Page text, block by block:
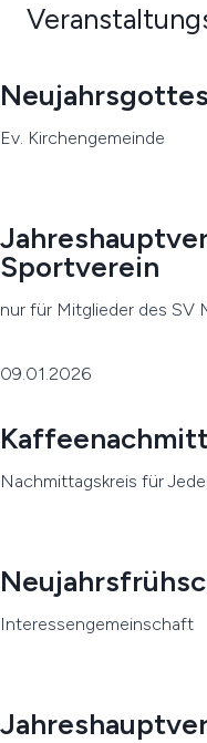
Ev. Kirchengemeinde
Sportverein
nur für Mitglieder des SV
09.01.2026
Nachmittagskreis für
Interessengemeinschaft